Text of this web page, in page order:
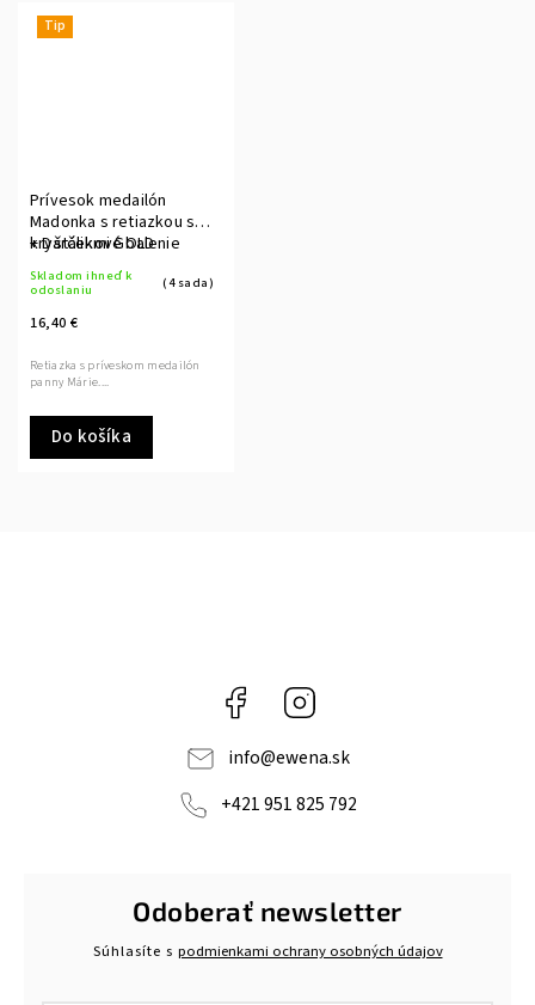
Tip
Prívesok medailón
Madonka s retiazkou s
kryštálikmi GOLD
+ Darčekové balenie
Skladom ihneď k
odoslaniu
(4 sada)
16,40 €
Do košíka
Retiazka s príveskom medailón
panny Márie....
Facebook
info@ewena.sk
+421 951 825 792
Odoberať newsletter
Súhlasíte s podmienkami ochrany osobných údajov